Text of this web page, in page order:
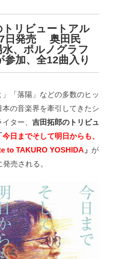
トリビュートアル
日発売 奥田民
水、ポルノグラフ
参加、全12曲入り
」「落陽」などの多数のヒッ
本の音楽界を牽引してきたシ
ター、 吉田拓郎のトリビュ
今日までそして明日からも、
to TAKURO YOSHIDA 」 が
売される。